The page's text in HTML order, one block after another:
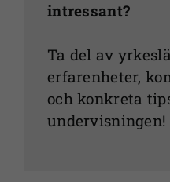
intressant?
Ta del av
erfarenheter,
och konkreta
undervisningen!